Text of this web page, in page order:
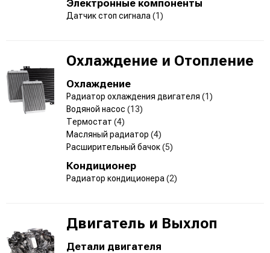
Электронные компоненты
Датчик стоп сигнала (1)
Охлаждение и Отопление
Охлаждение
Радиатор охлаждения двигателя (1)
Водяной насос (13)
Термостат (4)
Масляный радиатор (4)
Расширительный бачок(5)
Кондиционер
Радиатор кондиционера (2)
Двигатель и Выхлоп
Детали двигателя